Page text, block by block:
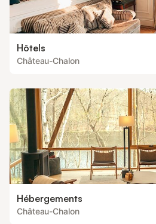
Hôtels
Château-Chalon
Hébergements
Château-Chalon